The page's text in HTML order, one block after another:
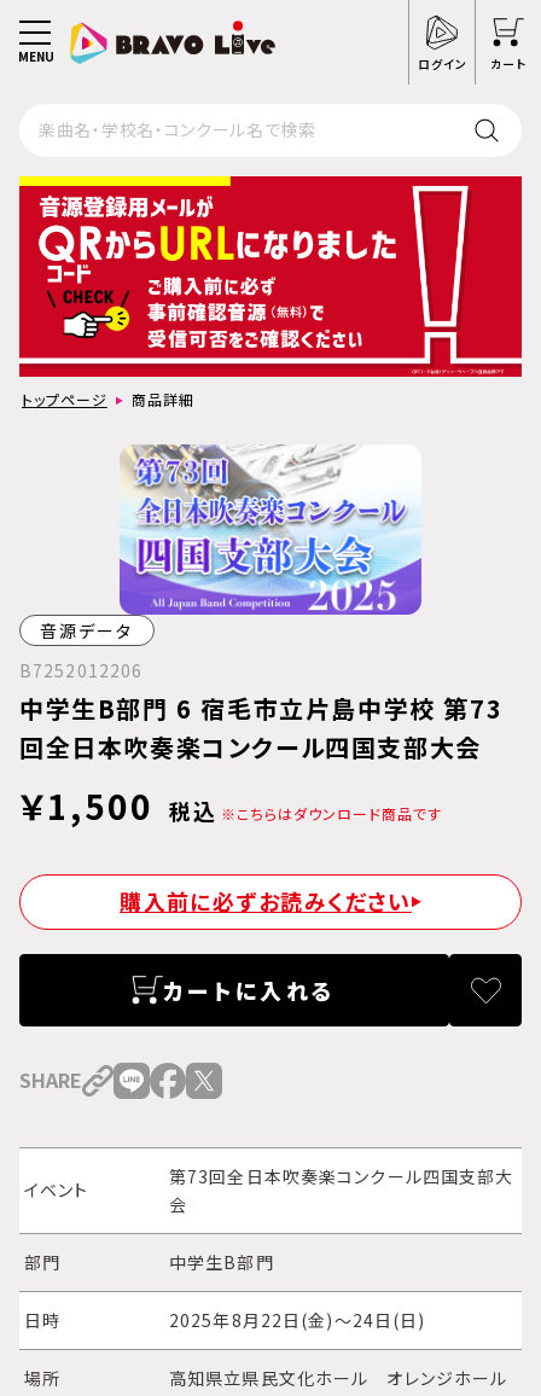
ログイン カート
MENU
トップページ 商品詳細
音源データ
B7252012206
中学生B部門 6 宿毛市立片島中学校 第73
回全日本吹奏楽コンクール四国支部大会
￥1,500 税込 ※こちらはダウンロード商品です
購入前に必ずお読みください
カートに入れる
SHARE
イベント
第73回全日本吹奏楽コンクール四国支部大
会
部門 中学生B部門
日時 2025年8月22日(金)～24日(日)
場所 高知県立県民文化ホール オレンジホール